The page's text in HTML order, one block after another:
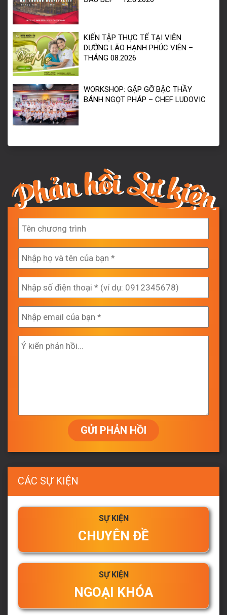
KIẾN TẬP THỰC TẾ TẠI VIỆN
DƯỠNG LÃO HẠNH PHÚC VIÊN –
THÁNG 08.2026
WORKSHOP: GẶP GỠ BẬC THẦY
BÁNH NGỌT PHÁP – CHEF LUDOVIC
GỬI PHẢN HỒI
CÁC SỰ KIỆN
SỰ KIỆN
CHUYÊN ĐỀ
SỰ KIỆN
NGOẠI KHÓA